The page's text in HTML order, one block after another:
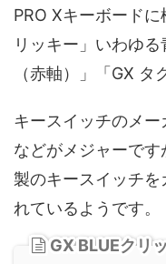
PRO Xキーボード
リッキー」いわゆ
（赤軸）」「GX タ
キースイッチのメ
などがメジャーで
製のキースイッチ
れているようです。
GX BLUEクリ